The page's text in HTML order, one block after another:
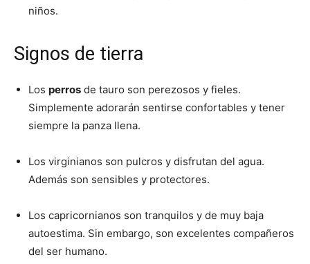
niños.
Signos de tierra
Los perros de tauro son perezosos y fieles.
Simplemente adorarán sentirse confortables y tener
siempre la panza llena.
Los virginianos son pulcros y disfrutan del agua.
Además son sensibles y protectores.
Los capricornianos son tranquilos y de muy baja
autoestima. Sin embargo, son excelentes compañeros
del ser humano.